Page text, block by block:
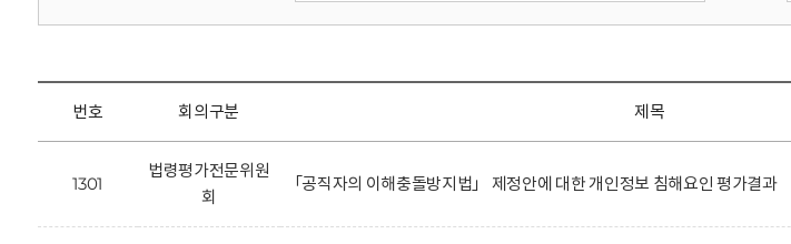
번호 회의구분 제목
1301
법령평가전문위원
회
「공직자의 이해충돌방지법」 제정안에 대한 개인정보 침해요인 평가결과